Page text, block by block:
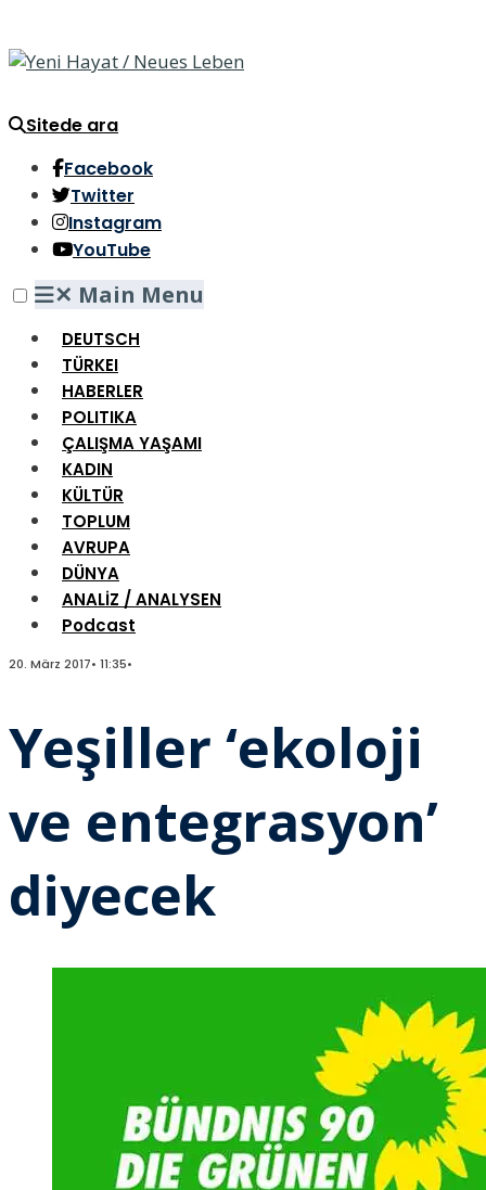
Sitede ara
Facebook
Twitter
Instagram
YouTube
✕ Main Menu
DEUTSCH
TÜRKEI
HABERLER
POLITIKA
ÇALIŞMA YAŞAMI
KADIN
KÜLTÜR
TOPLUM
AVRUPA
DÜNYA
ANALİZ / ANALYSEN
Podcast
20. März 2017• 11:35•
Yeşiller ‘ekoloji
ve entegrasyon’
diyecek